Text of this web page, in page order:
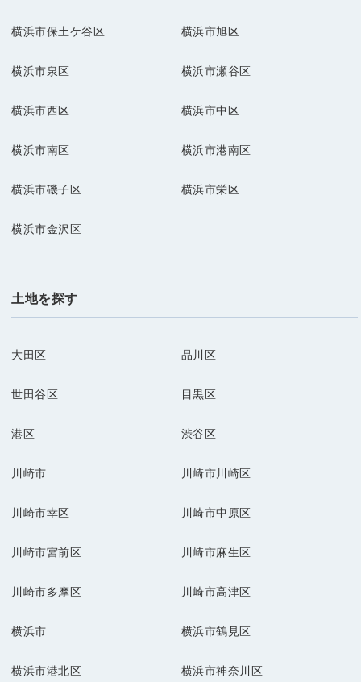
横浜市保土ケ谷区 横浜市旭区
横浜市泉区 横浜市瀬谷区
横浜市西区 横浜市中区
横浜市南区 横浜市港南区
横浜市磯子区 横浜市栄区
横浜市金沢区
土地を探す
大田区 品川区
世田谷区 目黒区
港区 渋谷区
川崎市 川崎市川崎区
川崎市幸区 川崎市中原区
川崎市宮前区 川崎市麻生区
川崎市多摩区 川崎市高津区
横浜市 横浜市鶴見区
横浜市港北区 横浜市神奈川区